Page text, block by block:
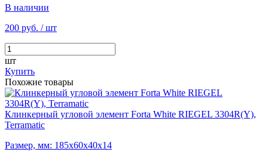
В наличии
200 руб. / шт
шт
Купить
Похожие товары
Клинкерный угловой элемент Forta White RIEGEL 3304R(Y),
Terramatic
Размер, мм: 185х60х40х14